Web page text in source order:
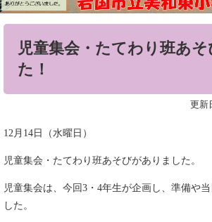
児童集会・たてわり班あ
た！
更新
12月14日（水曜日）
児童集会・たてわり班あそびがありました。
児童集会は、今回3・4年生が企画し、準備や
した。